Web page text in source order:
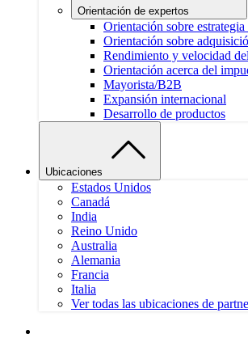
Orientación de expertos
Orientación sobre
Orientación sobre
Rendimiento y velocidad
Orientación acerca del
Mayorista/B2B
Expansión internacional
Desarrollo de productos
Ubicaciones
Estados Unidos
Canadá
India
Reino Unido
Australia
Alemania
Francia
Italia
Ver todas las ubicaciones de